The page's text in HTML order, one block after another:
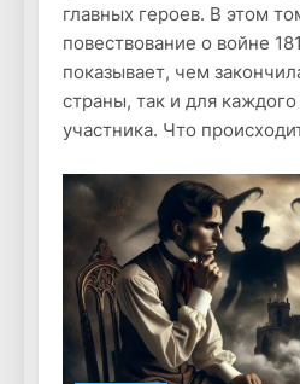
главных героев. В этом
повествование о войне
показывает, чем
страны, так и для
участника. Что